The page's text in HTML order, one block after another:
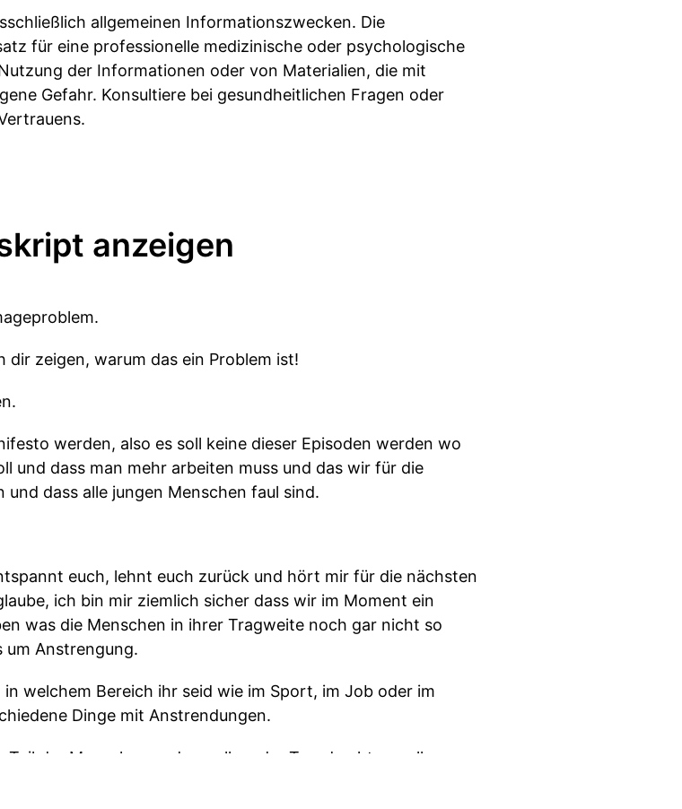
allgemeinen Informationszwecken. Die
für eine professionelle medizinische oder psychologische
der Informationen oder von Materialien, die mit
Gefahr. Konsultiere bei gesundheitlichen Fragen oder
anzeigen
zeigen, warum das ein Problem ist!
werden, also es soll keine dieser Episoden werden wo
und dass man mehr arbeiten muss und das wir für die
dass alle jungen Menschen faul sind.
euch, lehnt euch zurück und hört mir für die nächsten
ich bin mir ziemlich sicher dass wir im Moment ein
was die Menschen in ihrer Tragweite noch gar nicht so
Anstrengung.
welchem Bereich ihr seid wie im Sport, im Job oder im
Dinge mit Anstrendungen.
der Menschen und vor allem der Trend geht vor allem